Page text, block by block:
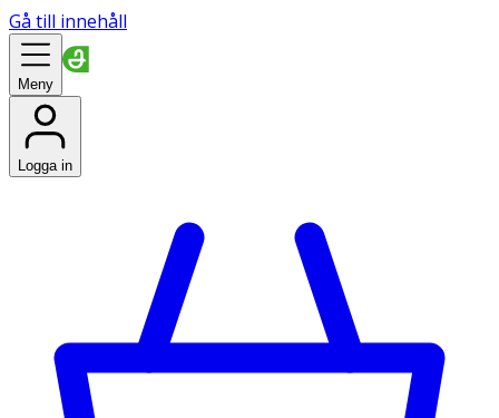
Gå till innehåll
Meny
Logga in